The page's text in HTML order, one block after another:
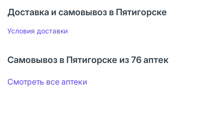
Доставка и самовывоз в Пятигорске
Условия доставки
Самовывоз в Пятигорске из 76 аптек
Смотреть все аптеки